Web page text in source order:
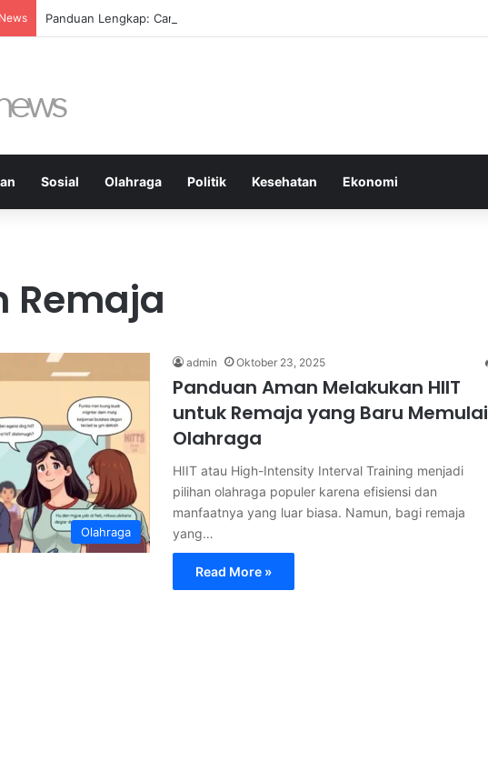
Panduan Lengkap: Cara Membuat Website Gratis Tanpa Coding
Sosial Olahraga Politik Kesehatan Ekonomi
Remaja
Olahraga
admin Oktober 23, 2025
Panduan Aman Melakukan HIIT
untuk Remaja yang Baru Memulai
Olahraga
HIIT atau High-Intensity Interval Training menjadi
pilihan olahraga populer karena efisiensi dan
manfaatnya yang luar biasa. Namun, bagi remaja
yang…
Read More »